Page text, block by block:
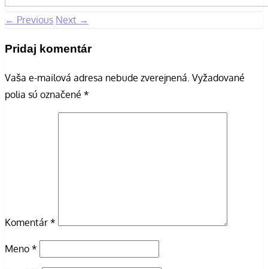
← Previous Next →
Pridaj komentár
Vaša e-mailová adresa nebude zverejnená. Vyžadované
polia sú označené *
Komentár *
Meno *